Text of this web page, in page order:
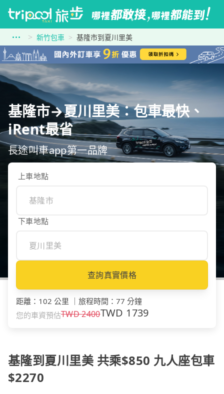
新竹包車 基隆市到夏川里美
基隆市→夏川里美：包車最快、
iRent最省
長途叫車app第一品牌
上車地點
下車地點
查詢真實價格
距離 ： 102 公里 旅程時間 ： 77 分鐘
您的車資預估TWD2400TWD 1739
基隆到夏川里美 共乘$850 九人座包車
$2270